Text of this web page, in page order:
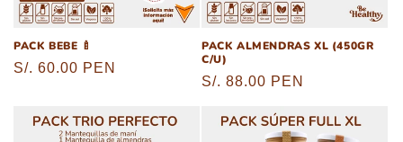
PACK BEBE 🍼
Precio
S/. 60.00 PEN
PACK ALMENDRAS XL (450GR
C/U)
Precio
S/. 88.00 PEN